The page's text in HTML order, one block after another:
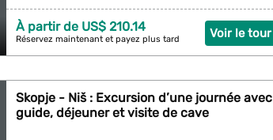
Voir le tour
À partir de US$ 210.14
Réservez maintenant et payez plus tard
Skopje - Niš : Excursion d’une journée avec
guide, déjeuner et visite de cave